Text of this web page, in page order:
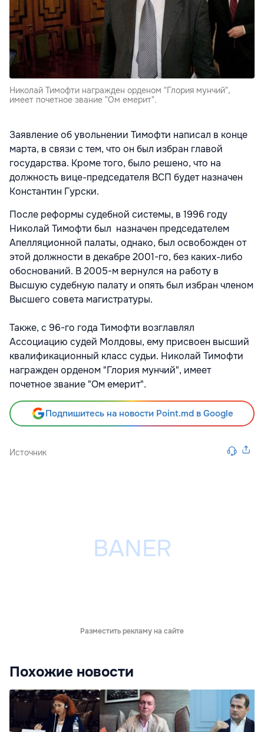
Николай Тимофти награжден орденом "Глория мунчий",
имеет почетное звание "Ом емерит".
Заявление об увольнении Тимофти написал в конце
марта, в связи с тем, что он был избран главой
государства. Кроме того, было решено, что на
должность вице-председателя ВСП будет назначен
Константин Гурски.
После реформы судебной системы, в 1996 году
Николай Тимофти был назначен председателем
Апелляционной палаты, однако, был освобожден от
этой должности в декабре 2001-го, без каких-либо
обоснований. В 2005-м вернулся на работу в
Высшую судебную палату и опять был избран членом
Высшего совета магистратуры.
Также, с 96-го года Тимофти возглавлял
Ассоциацию судей Молдовы, ему присвоен высший
квалификационный класс судьи. Николай Тимофти
награжден орденом "Глория мунчий", имеет
почетное звание "Ом емерит".
Подпишитесь на новости Point.md в Google
Источник
Разместить рекламу на сайте
Похожие новости